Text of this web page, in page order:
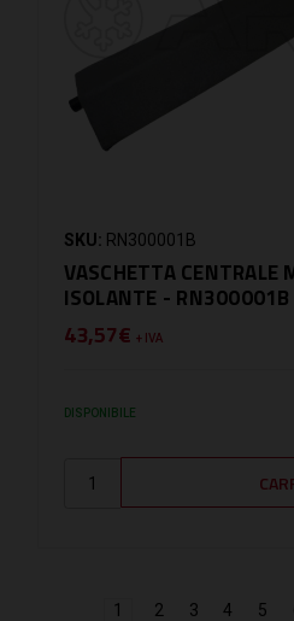
SKU: RN300001B
VASCHETTA CENTRALE
ISOLANTE - RN300001B
43,57€ + IVA
DISPONIBILE
1 2 3 4 5